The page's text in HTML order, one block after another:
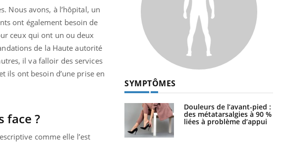
Nous avons, à l’hôpital, un
ont également besoin de
ceux qui ont un ou deux
de la Haute autorité
il va falloir des services
ils ont besoin d’une prise en
face ?
comme elle l’est
SYMPTÔMES
Douleurs de l’avant-pied :
des métatarsalgies à 90 %
liées à problème d’appui